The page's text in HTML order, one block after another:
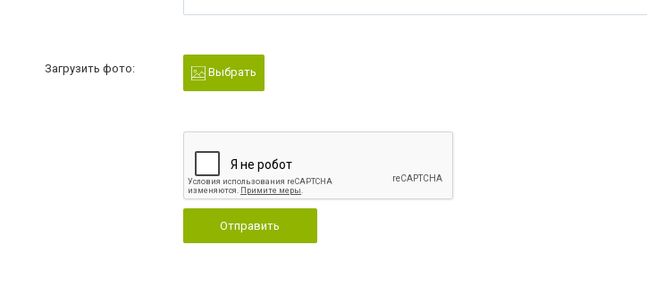
Загрузить фото: Выбрать
Отправить